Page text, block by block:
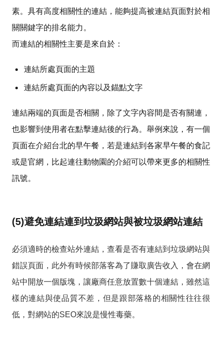
素。具有高度相關性的連結，能夠提高被連結頁面對於相
關關鍵字的排名能力。
而連結的相關性主要是來自於：
連結所處頁面的主題
連結所處頁面的內容以及錨點文字
連結兩端的頁面是否相關，除了文字內容間是否有關連，
也影響到使用者在點擊連結後的行為。舉例來說，有一個
頁面在介紹台北的早午餐，若是連結到各家早午餐的食記
或是官網，比起連往動物園的介紹可以帶來更多的相關性
訊號。
(5)避免連結連到垃圾網站與被垃圾網站連結
必須適時的檢查站外連結，查看是否有連結到垃圾網站與
錯誤頁面，此外有時候部落客為了賺取廣告收入，會在網
站中開放一個版塊，讓廠商任意放置數十個連結，雖然這
樣的連結與使品質不差，但是跟部落格的相關性往往很
低，對網站的SEO來說是慢性毒藥。